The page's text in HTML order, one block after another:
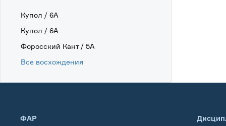
Купол / 6А
Купол / 6А
Форосский Кант / 5А
Все восхождения
ФАР